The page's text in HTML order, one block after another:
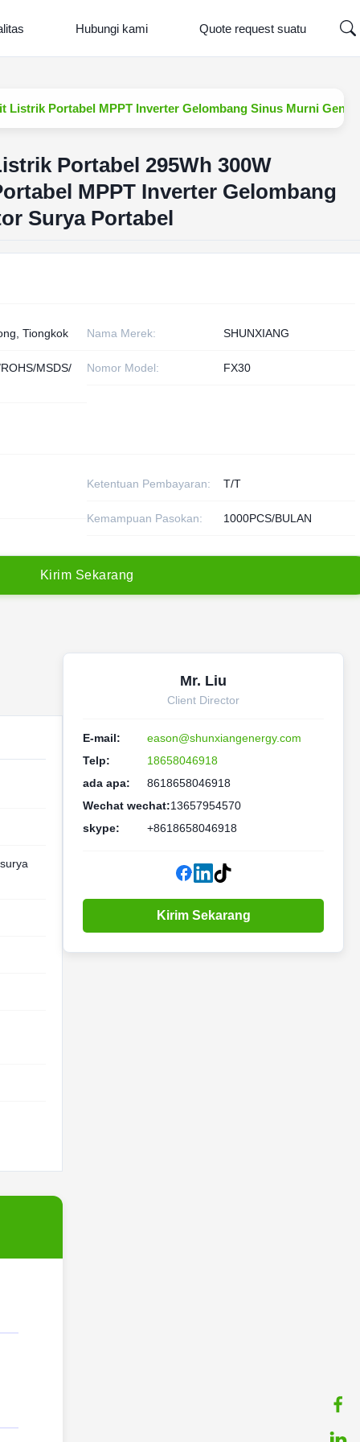
Hubungi kami Quote request suatu
Listrik Portabel MPPT Inverter Gelombang Sinus Murni
Portabel 295Wh 300W
MPPT Inverter Gelombang
Surya Portabel
Tiongkok Nama Merek: SHUNXIANG
MSDS/ Nomor Model: FX30
Ketentuan Pembayaran: T/T
Kemampuan Pasokan: 1000PCS/BULAN
Kirim Sekarang
Mr. Liu
Client Director
E-mail:
eason@shunxiangenergy.com
Telp:
18658046918
ada apa:
8618658046918
Wechat wechat:13657954570
skype:
+8618658046918
Kirim Sekarang